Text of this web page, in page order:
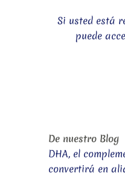
Si usted está
puede
De nuestro Blog
DHA, el
convertirá en